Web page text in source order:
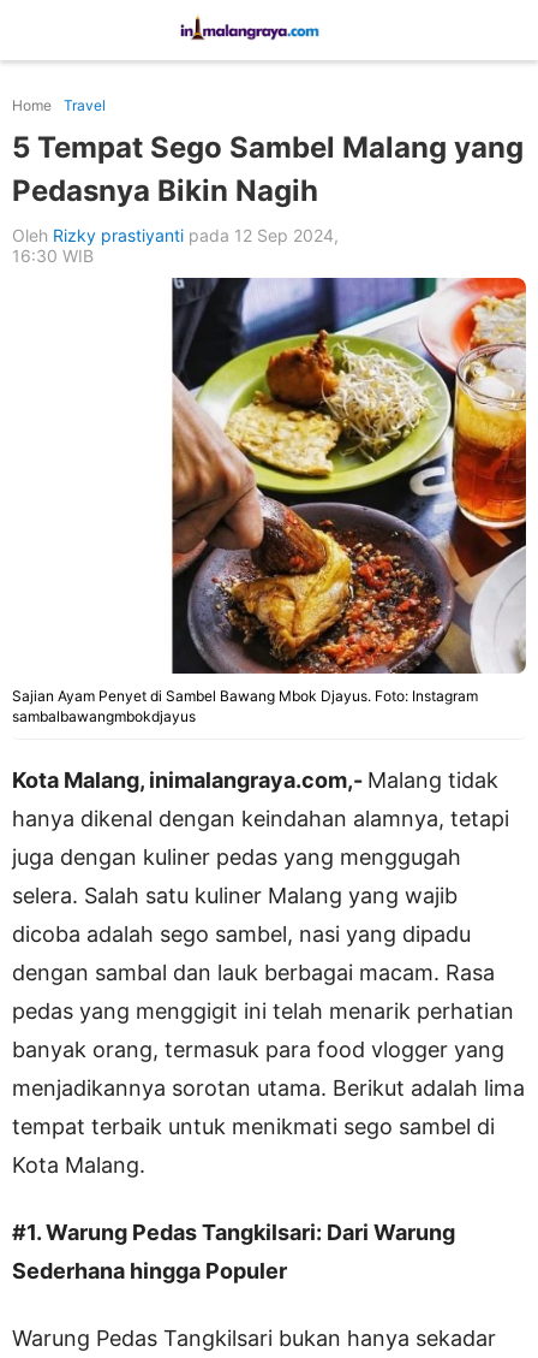
Home Travel
5 Tempat Sego Sambel Malang yang
Pedasnya Bikin Nagih
Oleh Rizky prastiyanti pada 12 Sep 2024,
16:30 WIB
Sajian Ayam Penyet di Sambel Bawang Mbok Djayus. Foto: Instagram
sambalbawangmbokdjayus
Kota Malang, inimalangraya.com,- Malang tidak
hanya dikenal dengan keindahan alamnya, tetapi
juga dengan kuliner pedas yang menggugah
selera. Salah satu kuliner Malang yang wajib
dicoba adalah sego sambel, nasi yang dipadu
dengan sambal dan lauk berbagai macam. Rasa
pedas yang menggigit ini telah menarik perhatian
banyak orang, termasuk para food vlogger yang
menjadikannya sorotan utama. Berikut adalah lima
tempat terbaik untuk menikmati sego sambel di
Kota Malang.
#1. Warung Pedas Tangkilsari: Dari Warung
Sederhana hingga Populer
Warung Pedas Tangkilsari bukan hanya sekadar